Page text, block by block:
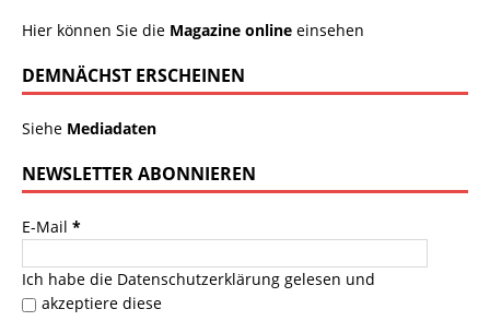
Hier können Sie die Magazine online einsehen
DEMNÄCHST ERSCHEINEN
Siehe Mediadaten
NEWSLETTER ABONNIEREN
E-Mail *
Ich habe die Datenschutzerklärung gelesen und
akzeptiere diese